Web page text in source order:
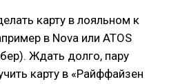
карту в лояльном к
в Nova или ATOS
Ждать долго, пару
карту в «Райффайзен